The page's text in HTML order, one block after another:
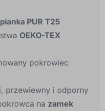
pianka PUR T25
OEKO-TEX
pokrowiec
przewiewny i odporny
na zamek